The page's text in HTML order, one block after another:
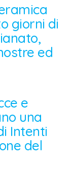
giorni di
ed
e
una
Intenti
del